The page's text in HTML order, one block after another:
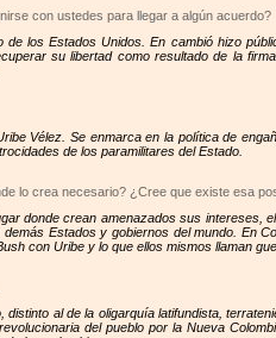
con ustedes para llegar a algún acuerdo?
los Estados Unidos. En cambió hizo
su libertad como resultado de la
Vélez. Se enmarca en la política de
de los paramilitares del Estado.
lo crea necesario? ¿Cree que existe esa
donde crean amenazados sus
Estados y gobiernos del mundo. En
con Uribe y lo que ellos mismos llaman
al de la oligarquía latifundista,
del pueblo por la Nueva